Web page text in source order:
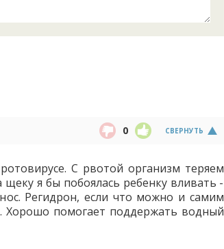
СВЕРНУТЬ
0
С рвотой организм теряем
я бы побоялась ребенку вливать -
Регидрон, если что можно и самим
Хорошо помогает поддержать водный